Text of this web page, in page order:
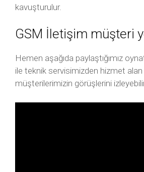
kavuşturulur.
GSM İletişim müşteri
Hemen aşağıda paylaştığımız
ile teknik servisimizden hizmet alan
müşterilerimizin görüşlerini